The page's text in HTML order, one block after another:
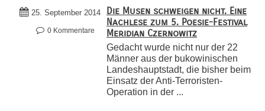
25. September 2014
0 Kommentare
Die Musen schweigen nicht. Eine
Nachlese zum 5. Poesie-Festival
Meridian Czernowitz
Gedacht wurde nicht nur der 22
Männer aus der bukowinischen
Landeshauptstadt, die bisher beim
Einsatz der Anti-Terroristen-
Operation in der ...